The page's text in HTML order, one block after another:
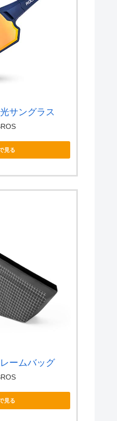
サングラス
見る
ームバッグ
見る